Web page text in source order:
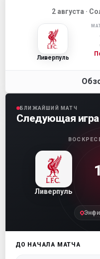
2 августа ·
Ливерпуль
БЛИЖАЙШИЙ МАТЧ
Следующая игра
Ливерпуль
ДО НАЧАЛА МАТЧА